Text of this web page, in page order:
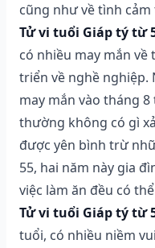
cũng như về tình
Tử vi tuổi Giáp tý từ
có nhiều may mắn về
triển về nghề nghiệp.
may mắn vào tháng
thường không có gì
được yên bình trừ
55, hai năm này gia
việc làm ăn đều có
Tử vi tuổi Giáp tý từ
tuổi, có nhiều niềm